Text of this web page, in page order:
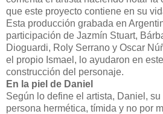
que este proyecto contiene en su
Esta producción grabada en
participación de Jazmín Stuart,
Dioguardi, Roly Serrano y Oscar
el propio Ismael, lo ayudaron en
construcción del personaje.
En la piel de Daniel
Según lo define el artista, Daniel,
persona hermética, tímida y no por